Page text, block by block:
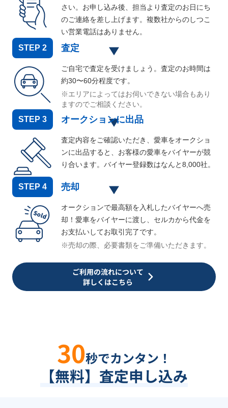
さい。お申し込み後、担当より査定のお日にち
のご連絡を差し上げます。複数社からのしつこ
い営業電話はありません。
STEP 2 査定
ご自宅で査定を受けましょう。査定のお時間は
約30〜60分程度です。
※エリアによってはお伺いできない場合もあり
ますのでご相談ください。
STEP 3 オークションに出品
査定内容をご確認いただき、愛車をオークショ
ンに出品すると、お客様の愛車をバイヤーが競
り合います。バイヤー登録数はなんと8,000社。
STEP 4 売却
オークションで最高額を入札したバイヤーへ売
却！愛車をバイヤーに渡し、セルカから代金を
お支払いしてお取引完了です。
※売却の際、必要書類をご準備いただきます。
ご利用の流れについて
詳しくはこちら
30秒でカンタン！
【無料】査定申し込み